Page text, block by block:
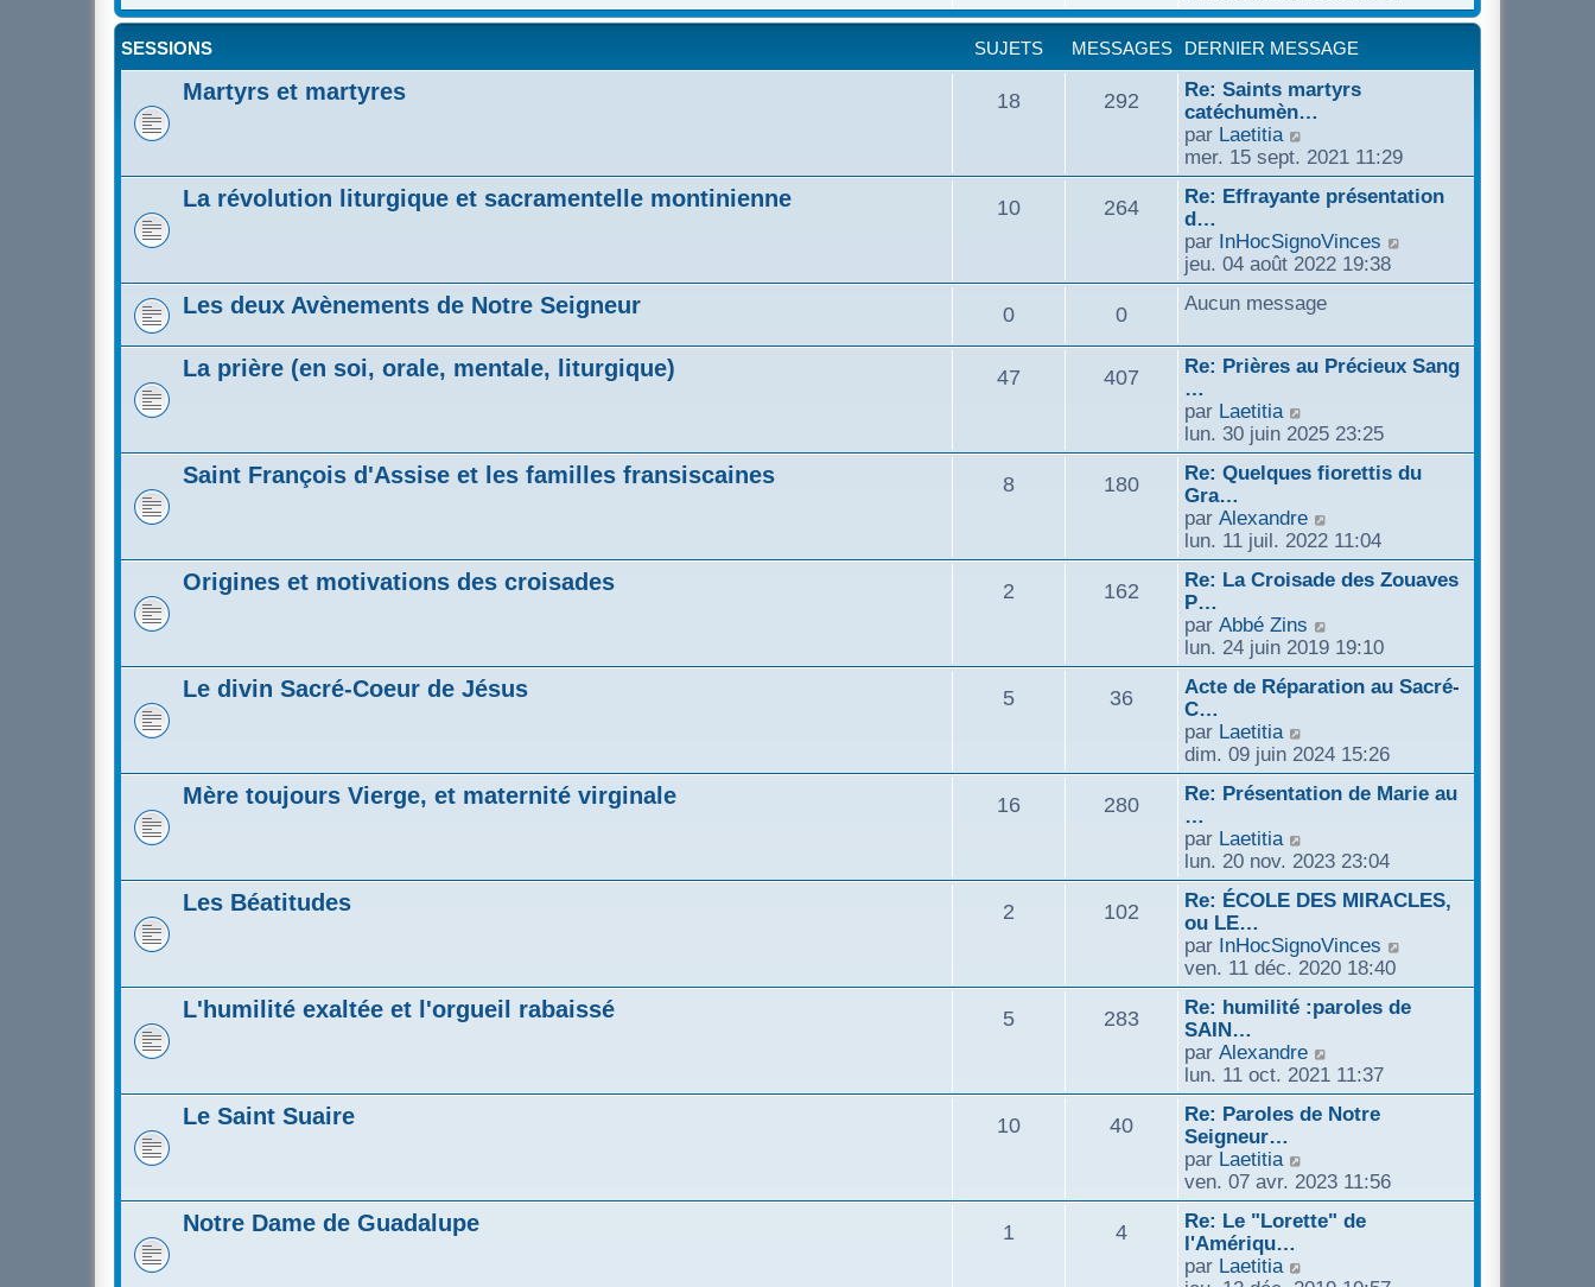
s
a
g
e
i
e
r
m
e
a
g
e
d
e
r
n
r
m
e
s
a
g
e
t
e
l
e
d
e
r
n
e
r
m
e
a
e
n
u
t
e
r
l
e
e
r
n
i
r
m
s
g
SESSIONS SUJETS MESSAGES DERNIER MESSAGE
Martyrs et martyres 18 292
Re: Saints martyrs
catéchumèn…
par Laetitia
o
n
s
l
t
e
r
e
r
n
i
r
m
e
s
a
g
e
mer. 15 sept. 2021 11:29
La révolution liturgique et sacramentelle montinienne 10 264
Re: Effrayante présentation
d…
par InHocSignoVinces
n
l
t
e
n
i
e
s
e
jeu. 04 août 2022 19:38
Les deux Avènements de Notre Seigneur 0 0 Aucun message
La prière (en soi, orale, mentale, liturgique) 47 407
Re: Prières au Précieux Sang
…
par Laetitia
o
n
s
l
t
e
r
e
d
e
i
e
r
s
s
a
e
lun. 30 juin 2025 23:25
Saint François d'Assise et les familles fransiscaines 8 180
Re: Quelques fiorettis du
Gra…
par Alexandre
o
n
s
t
e
r
e
d
e
i
e
r
e
s
s
a
lun. 11 juil. 2022 11:04
Origines et motivations des croisades 2 162
Re: La Croisade des Zouaves
P…
par Abbé Zins
o
n
s
t
e
r
e
d
e
n
i
e
r
s
s
a
lun. 24 juin 2019 19:10
Le divin Sacré-Coeur de Jésus 5 36
Acte de Réparation au Sacré-
C…
par Laetitia
o
n
s
t
e
r
e
d
e
n
i
e
r
s
s
a
dim. 09 juin 2024 15:26
Mère toujours Vierge, et maternité virginale 16 280
Re: Présentation de Marie au
…
par Laetitia
o
n
s
l
t
e
r
e
d
e
i
e
r
lun. 20 nov. 2023 23:04
Les Béatitudes 2 102
Re: ÉCOLE DES MIRACLES,
ou LE…
par InHocSignoVinces
n
s
e
ven. 11 déc. 2020 18:40
L'humilité exaltée et l'orgueil rabaissé 5 283
Re: humilité :paroles de
SAIN…
par Alexandre
o
n
s
t
e
r
e
lun. 11 oct. 2021 11:37
Le Saint Suaire 10 40
Re: Paroles de Notre
Seigneur…
par Laetitia
o
n
s
ven. 07 avr. 2023 11:56
Notre Dame de Guadalupe 1 4
Re: Le "Lorette" de
l'Amériqu…
par Laetitia